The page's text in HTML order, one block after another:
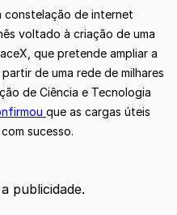
de internet
voltado à criação de uma
que pretende ampliar a
de uma rede de milhares
de Ciência e Tecnologia
que as cargas úteis
sucesso.
publicidade.